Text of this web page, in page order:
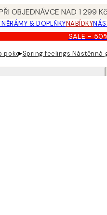
OBJEDNÁVCE NAD 1 299
RÁMY & DOPLŇKYNABÍDKY
SALE -
pokoje
▸Spring feelings Nástěnná